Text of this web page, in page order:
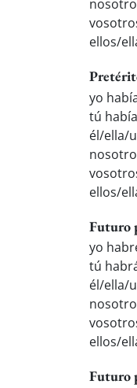
ellos/
yo
tú
él/ella/
ellos/
Futuro
yo
tú
él/ella/
ellos/
Futuro